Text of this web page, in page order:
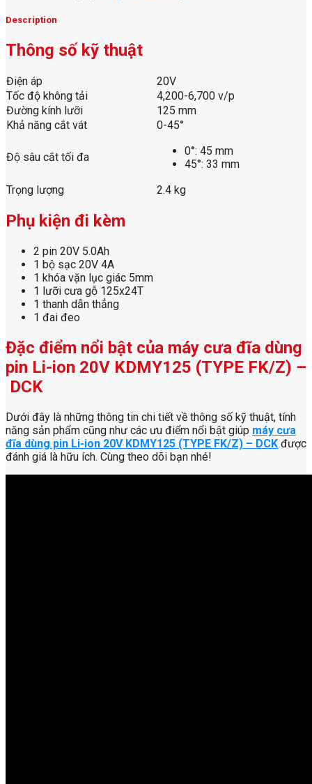
pin
ion
20V
(TYPE
FK/Z)
- DCK
quantity
Description
Thông số kỹ thuật
Điện áp
20V
Tốc độ không tải
4,200-6,700 v/p
Đường kính lưỡi
125 mm
Khả năng cắt vát
0-45°
Độ sâu cắt tối đa
0°: 45 mm
45°: 33 mm
Trọng lượng
2.4 kg
Phụ kiện đi kèm
2 pin 20V 5.0Ah
1 bộ sạc 20V 4A
1 khóa vặn lục giác 5mm
1 lưỡi cưa gỗ 125x24T
1 thanh dẫn thẳng
1 đai đeo
Đặc điểm nổi bật của máy cưa đĩa dùng
pin Li-ion 20V KDMY125 (TYPE FK/Z) –
DCK
Dưới đây là những thông tin chi tiết về thông số kỹ thuật, tính
năng sản phẩm cũng như các ưu điểm nổi bật giúp máy cưa
đĩa dùng pin Li-ion 20V KDMY125 (TYPE FK/Z) – DCK được
đánh giá là hữu ích. Cùng theo dõi bạn nhé!